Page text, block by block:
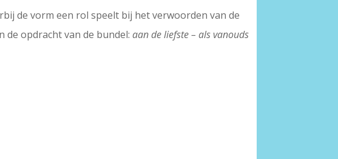
de vorm een rol speelt bij het verwoorden van de
de opdracht van de bundel:aan de liefste – als vanouds